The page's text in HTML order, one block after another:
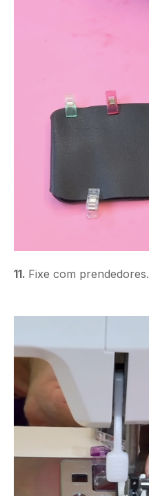
11. Fixe com prendedores.